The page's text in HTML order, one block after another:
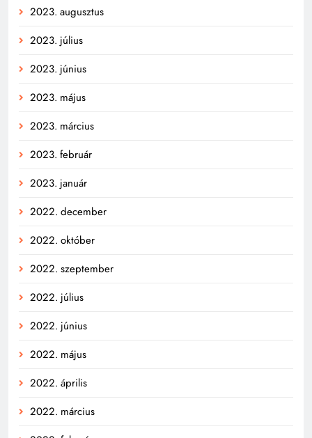
2023. augusztus
2023. július
2023. június
2023. május
2023. március
2023. február
2023. január
2022. december
2022. október
2022. szeptember
2022. július
2022. június
2022. május
2022. április
2022. március